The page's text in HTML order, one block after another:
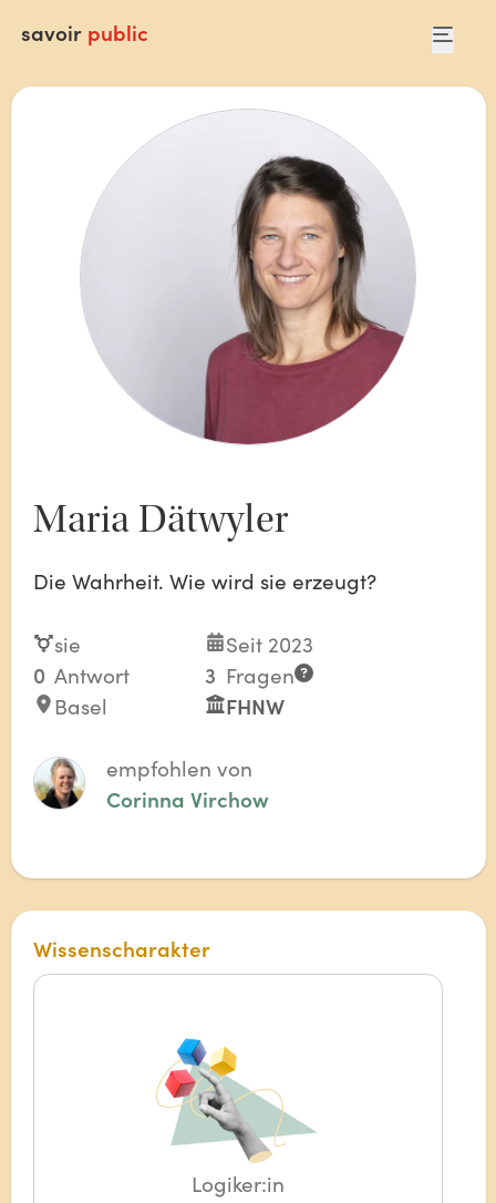
savoir public
Maria Dätwyler
Die Wahrheit. Wie wird sie erzeugt?
sie
Seit 2023
0 Antwort 3 Fragen
Basel
FHNW
empfohlen von
Corinna Virchow
Wissenscharakter
Logiker:in